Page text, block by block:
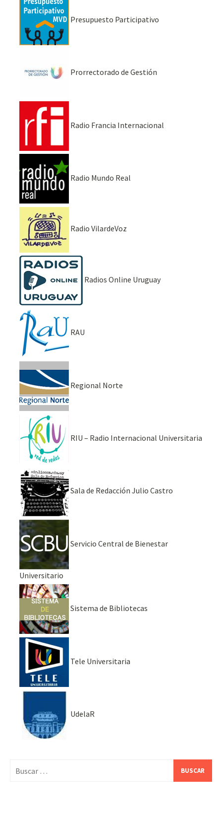
Presupuesto Participativo
Prorrectorado de Gestión
Radio Francia Internacional
Radio Mundo Real
Radio VilardeVoz
Radios Online Uruguay
RAU
Regional Norte
RIU – Radio Internacional Universitaria
Sala de Redacción Julio Castro
Servicio Central de Bienestar
Universitario
Sistema de Bibliotecas
Tele Universitaria
UdelaR